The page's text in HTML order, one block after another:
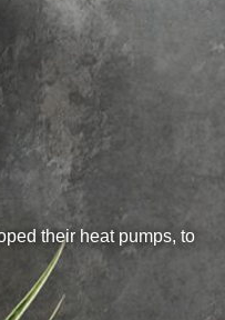
their heat pumps, to